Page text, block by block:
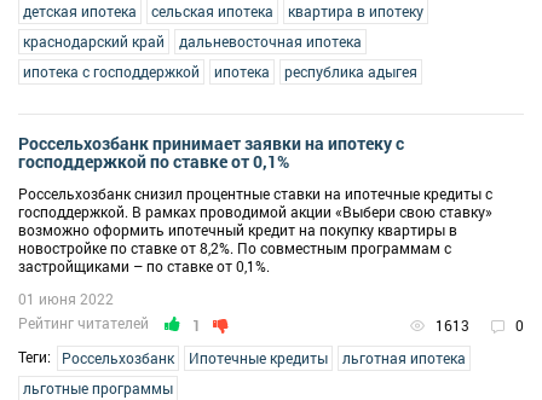
детская ипотека сельская ипотека
квартира в ипотеку
краснодарский край
дальневосточная ипотека
ипотека с господдержкой
ипотека республика адыгея
Россельхозбанк принимает заявки на ипотеку с
господдержкой по ставке от 0,1%
Россельхозбанк снизил процентные ставки на ипотечные кредиты с
господдержкой. В рамках проводимой акции «Выбери свою ставку»
возможно оформить ипотечный кредит на покупку квартиры в
новостройке по ставке от 8,2%. По совместным программам с
застройщиками – по ставке от 0,1%.
Рейтинг читателей 1 1613 0
01 июня 2022
Теги: Россельхозбанк Ипотечные кредиты
льготная ипотека
льготные программы